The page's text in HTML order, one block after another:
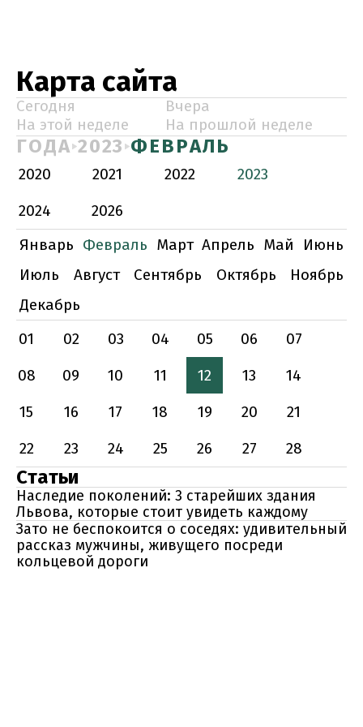
Карта сайта
Сегодня
Вчера
На этой неделе
На прошлой неделе
ГОДА 2023 ФЕВРАЛЬ
2020 2021 2022
2023
2024
2026
Январь Февраль Март Апрель Май
Июнь
Июль
Август Сентябрь Октябрь
Ноябрь
Декабрь
01
02 03 04 05 06
07
08
09 10 11 12 13
14
15
16 17 18 19 20
21
22
23 24 25 26 27 28
Статьи
Наследие поколений: 3 старейших здания
Львова, которые стоит увидеть каждому
Зато не беспокоится о соседях: удивительный
рассказ мужчины, живущего посреди
кольцевой дороги